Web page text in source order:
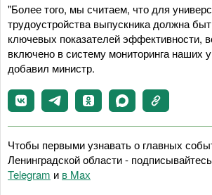
"Более того, мы считаем, что для
трудоустройства выпускника должна
ключевых показателей эффективности,
включено в систему мониторинга наших
добавил министр.
Чтобы первыми узнавать о главных
Ленинградской области -
Telegram и в Maх